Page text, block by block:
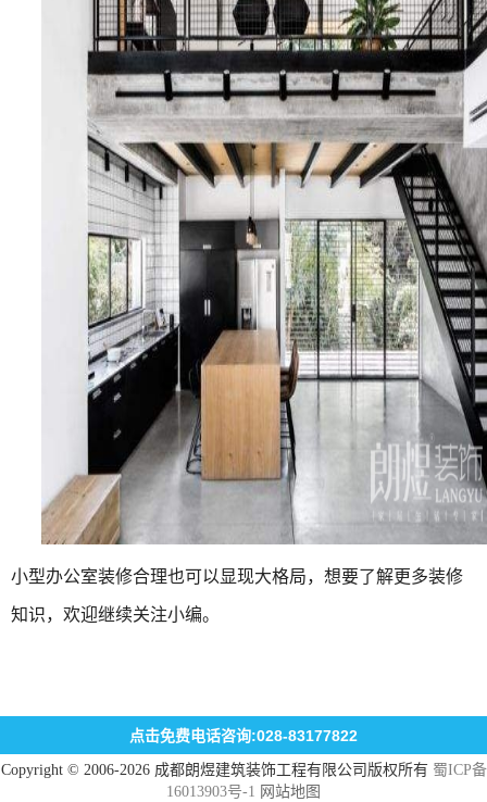
小型办公室装修合理也可以显现大格局，想要了解更多装修
知识，欢迎继续关注小编。
点击免费电话咨询:028-83177822
Copyright © 2006-2026 成都朗煜建筑装饰工程有限公司版权所有 蜀ICP备
16013903号-1 网站地图